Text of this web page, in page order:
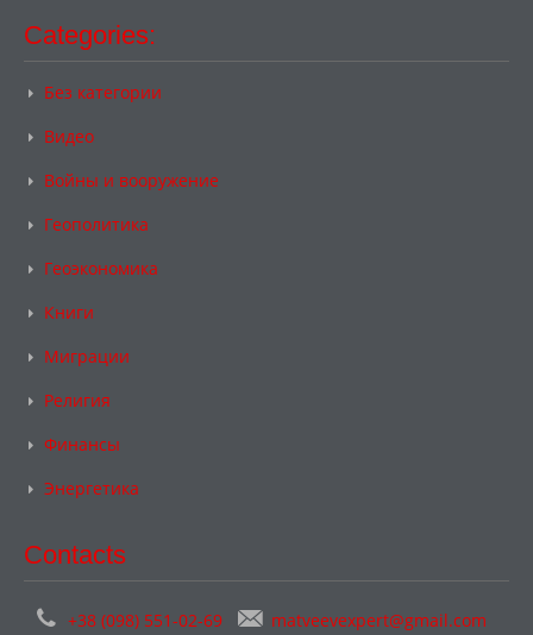
Categories:
Без категории
Видео
Войны и вооружение
Геополитика
Геоэкономика
Книги
Миграции
Религия
Финансы
Энергетика
Contacts
+38 (098) 551-02-69 matveevexpert@gmail.com